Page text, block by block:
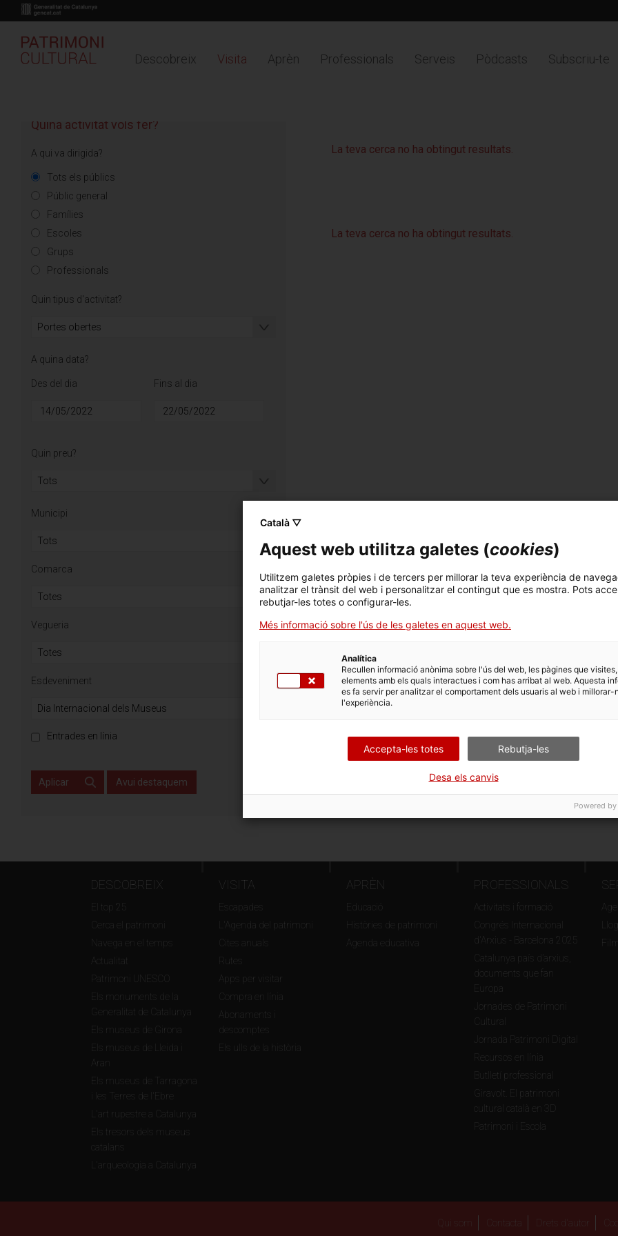
Descobreix Visita Aprèn Professionals Serveis Pòdcasts Subscriu-te
Buy online
TimelineMapa
Quina activitat vols fer?
A qui va dirigida?
Tots els públics
Públic general
Famílies
Escoles
Grups
Professionals
Quin tipus d'activitat?
A quina data?
Des del dia Fins al dia
Quin preu?
Municipi
Comarca
Vegueria
Esdeveniment
Entrades en línia
Aplicar Avui destaquem
La teva cerca no ha obtingut resultats.
La teva cerca no ha obtingut resultats.
DESCOBREIX
El top 25
Cerca el patrimoni
Navega en el temps
Actualitat
Patrimoni UNESCO
Els monuments de la
Generalitat de Catalunya
Els museus de Girona
Els museus de Lleida i
Aran
Els museus de Tarragona
i les Terres de l'Ebre
L'art rupestre a Catalunya
Els tresors dels museus
catalans
L'arqueologia a Catalunya
VISITA
Escapades
L'Agenda del patrimoni
Cites anuals
Rutes
Apps per visitar
Compra en línia
Abonaments i
descomptes
Els ulls de la història
APRÈN
Educació
Històries de patrimoni
Agenda educativa
PROFESSIONALS
Activitats i formació
Congrés Internacional
d'Arxius - Barcelona 2025
Catalunya país d’arxius,
documents que fan
Europa
Jornades de Patrimoni
Cultural
Jornada Patrimoni Digital
Recursos en línia
Butlletí professional
Giravolt. El patrimoni
cultural català en 3D
Patrimoni i Escola
Qui som Contacta Drets d'autor
Català ▽
Aquest web utilitza galetes (cookies)
Utilitzem galetes pròpies i de tercers per millorar la teva experiència de
analitzar el trànsit del web i personalitzar el contingut que es mostra. Pots
rebutjar-les totes o configurar-les.
Més informació sobre l'ús de les galetes en aquest web.
Analítica
Recullen informació anònima sobre l'ús del web, les pàgines que
elements amb els quals interactues i com has arribat al web. Aquesta
es fa servir per analitzar el comportament dels usuaris al web i millorar-
l'experiència.
Accepta-les totes Rebutja-les
Desa els canvis
Powered by